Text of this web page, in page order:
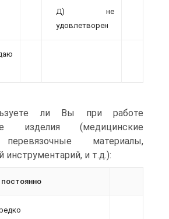
Д) не
удовлетворен
ли Вы при работе
изделия (медицинские
материалы,
инструментарий, и т.д.):